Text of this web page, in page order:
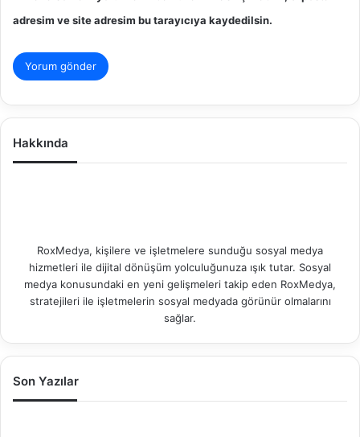
adresim ve site adresim bu tarayıcıya kaydedilsin.
Hakkında
RoxMedya, kişilere ve işletmelere sunduğu sosyal medya
hizmetleri ile dijital dönüşüm yolculuğunuza ışık tutar. Sosyal
medya konusundaki en yeni gelişmeleri takip eden RoxMedya,
stratejileri ile işletmelerin sosyal medyada görünür olmalarını
sağlar.
Son Yazılar